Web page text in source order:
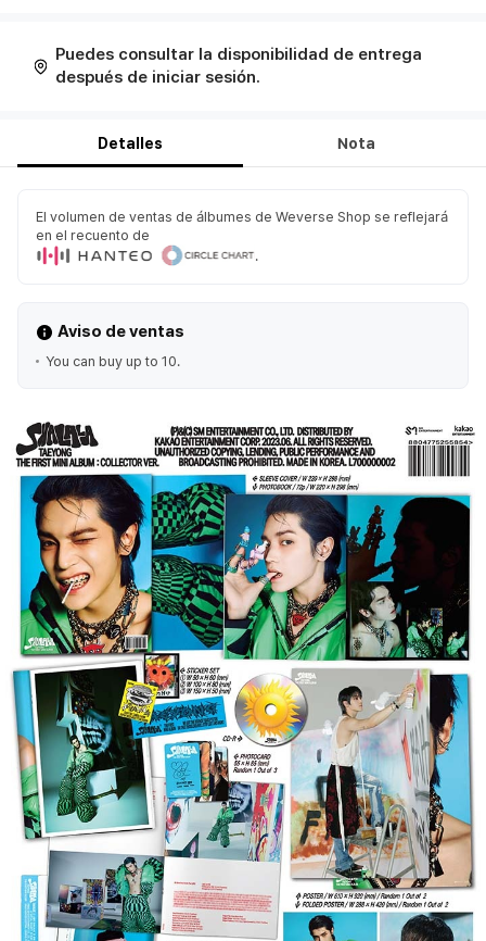
Puedes consultar la disponibilidad de entrega
después de iniciar sesión.
Detalles Nota
El volumen de ventas de álbumes de Weverse Shop se reflejará
en el recuento de
.
Aviso de ventas
You can buy up to 10.